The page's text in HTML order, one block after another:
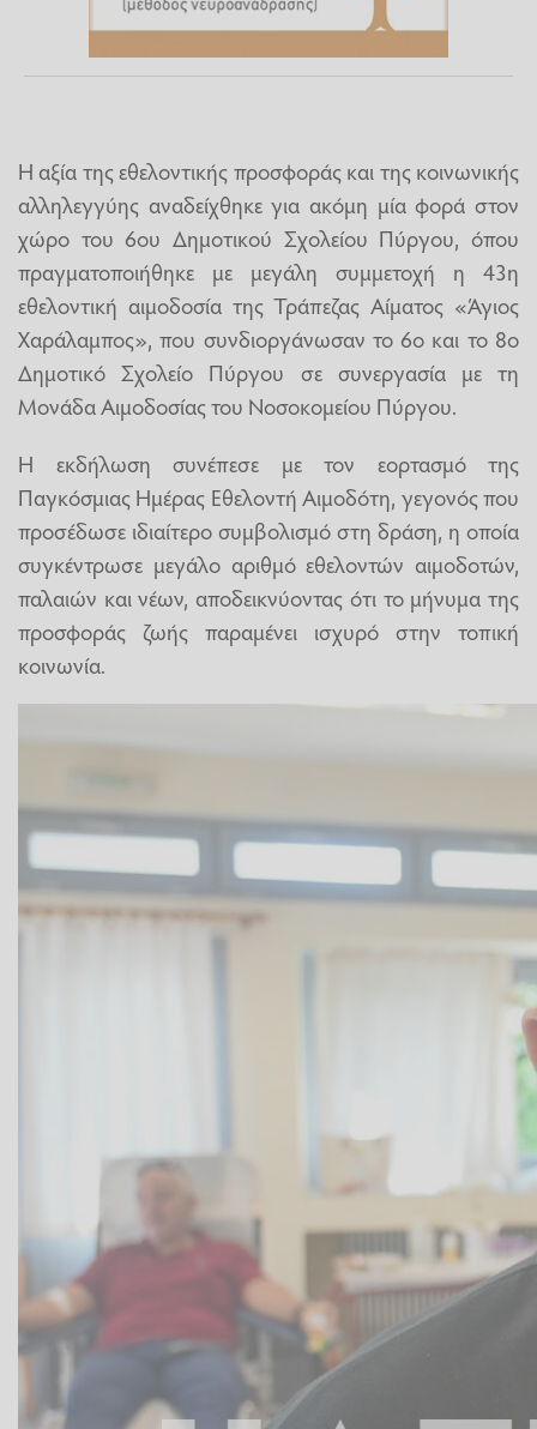
Η αξία της εθελοντικής προσφοράς και της κοινωνικής
αλληλεγγύης αναδείχθηκε για ακόμη μία φορά στον
χώρο του 6ου Δημοτικού Σχολείου Πύργου, όπου
πραγματοποιήθηκε με μεγάλη συμμετοχή η 43η
εθελοντική αιμοδοσία της Τράπεζας Αίματος «Άγιος
Χαράλαμπος», που συνδιοργάνωσαν το 6ο και το 8ο
Δημοτικό Σχολείο Πύργου σε συνεργασία με τη
Μονάδα Αιμοδοσίας του Νοσοκομείου Πύργου.
Η εκδήλωση συνέπεσε με τον εορτασμό της
Παγκόσμιας Ημέρας Εθελοντή Αιμοδότη, γεγονός που
προσέδωσε ιδιαίτερο συμβολισμό στη δράση, η οποία
συγκέντρωσε μεγάλο αριθμό εθελοντών αιμοδοτών,
παλαιών και νέων, αποδεικνύοντας ότι το μήνυμα της
προσφοράς ζωής παραμένει ισχυρό στην τοπική
κοινωνία.